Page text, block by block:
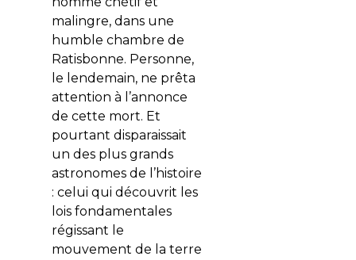
malingre, dans une
humble chambre de
Ratisbonne. Personne,
le lendemain, ne prêta
attention à l’annonce
de cette mort. Et
pourtant disparaissait
un des plus grands
astronomes de l’histoire
: celui qui découvrit les
lois fondamentales
régissant le
mouvement de la terre